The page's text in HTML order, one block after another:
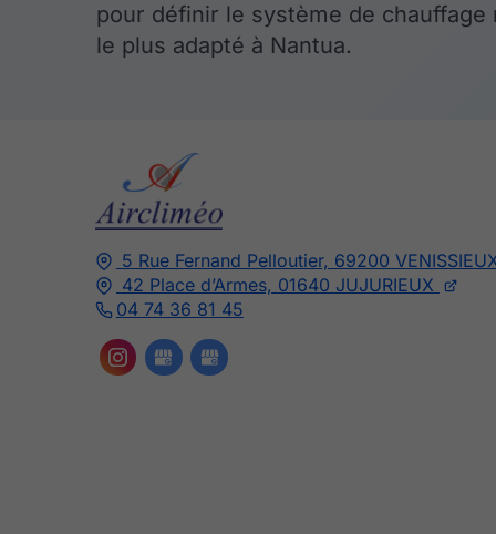
pour définir le système de chauffage
le plus adapté à Nantua.
5 Rue Fernand Pelloutier, 69200
42 Place d’Armes, 01640 JUJURIEUX
04 74 36 81 45